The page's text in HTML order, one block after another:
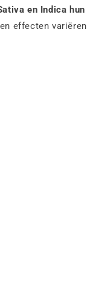
en Indica hun
effecten variëren